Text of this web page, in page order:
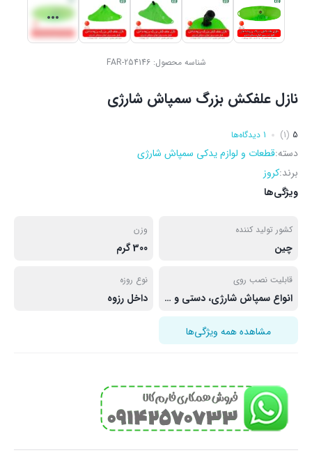
شناسه محصول: FAR-254146
نازل علفکش بزرگ سمپاش شارژی
5
(1) 1 دیدگاه‌ها
دسته: قطعات و لوازم یدکی سمپاش شارژی
برند: کروز
ویژگی‌ها
کشور تولید کننده
چین
وزن
300 گرم
قابلیت نصب روی
انواع سمپاش شارژی، دستی و دوشی
نوع روزه
داخل رزوه
مشاهده همه ویژگی‌ها